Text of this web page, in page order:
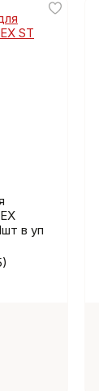
в уп